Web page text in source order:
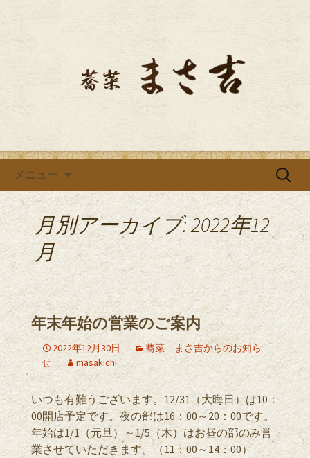
掛川にある、そば屋「蕎菜 ま
さ吉」のブログ
メニュー
検
月別アーカイブ: 2022年12
月
年末年始の営業のご案内
2022年12月30日
蕎菜 まさ吉からのお知ら
せ
masakichi
いつも有難うございます。12/31（大晦日）は10：
00開店予定です。夜の部は16：00～20：00です。
年始は1/1（元旦）～1/5（木）はお昼の部のみ営
業させていただきます。（11：00～14：00）